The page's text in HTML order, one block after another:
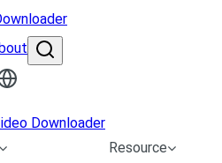
Downloader
Resource